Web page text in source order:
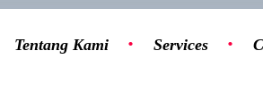
Tentang Kami Services